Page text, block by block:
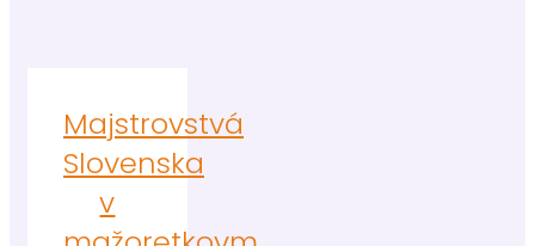
Majstrovstvá
Slovenska
v